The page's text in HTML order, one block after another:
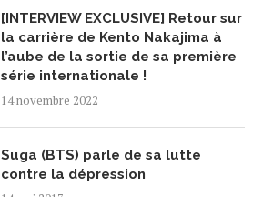
[INTERVIEW EXCLUSIVE] Retour sur
la carrière de Kento Nakajima à
l’aube de la sortie de sa première
série internationale !
14 novembre 2022
Suga (BTS) parle de sa lutte
contre la dépression